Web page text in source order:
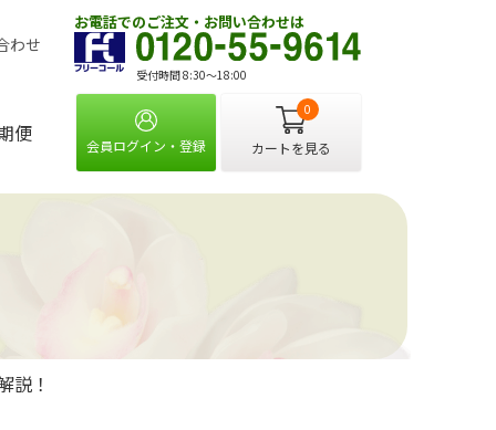
わせ
お電話でのご注文・お問い合わせは
受付時間 8:30〜18:00
便 会員ログイン・登録
0
カートを見る
説！